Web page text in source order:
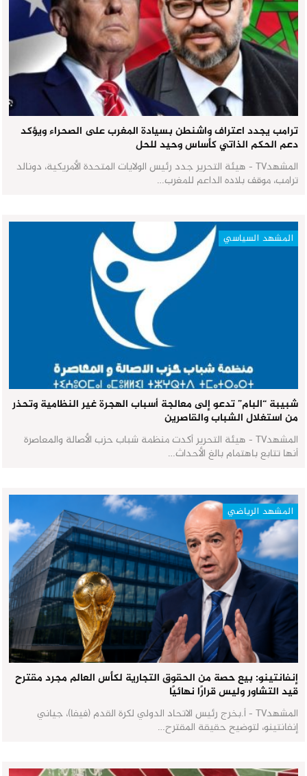
ترامب يجدد اعتراف واشنطن بسيادة المغرب على الصحراء ويؤكد
دعم الحكم الذاتي كأساس وحيد للحل
المشهدTV - هيئة التحرير جدد رئيس الولايات المتحدة الأمريكية، دونالد
ترامب، موقف بلاده الداعم للمغرب…
المشهد السياسي
شبيبة “البام” تدعو إلى معالجة أسباب الهجرة غير النظامية وتحذر
من استغلال الشباب والقاصرين
المشهدTV - هيئة التحرير أكدت منظمة شباب حزب الأصالة والمعاصرة
أنها تتابع باهتمام بالغ الأحداث…
المشهد الرياضي
إنفانتينو: بيع حصة من الحقوق التجارية لكأس العالم مجرد مقترح
قيد التشاور وليس قرارًا نهائيًا
المشهدTV - أ.بخرج رئيس الاتحاد الدولي لكرة القدم (فيفا)، جياني
إنفانتينو، لتوضيح حقيقة المقترح…